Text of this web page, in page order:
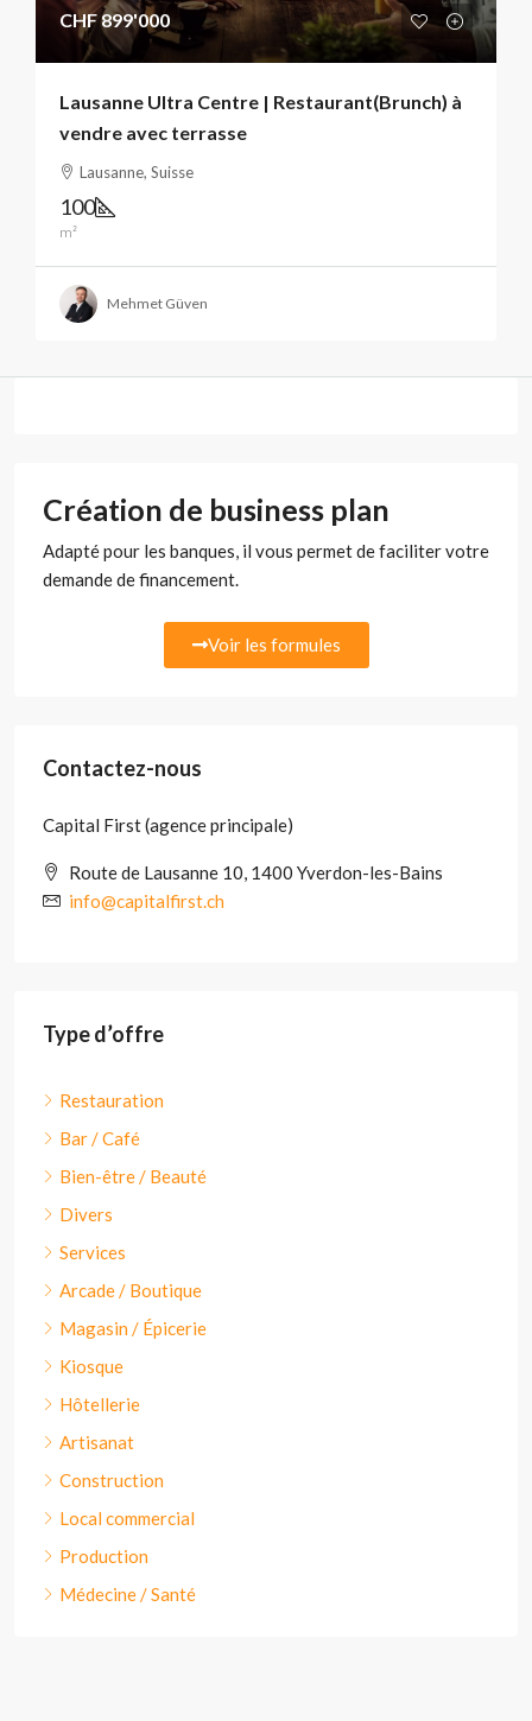
CHF 899'000
Lausanne Ultra Centre | Restaurant(Brunch) à
vendre avec terrasse
Lausanne, Suisse
100
m²
Mehmet Güven
Création de business plan
Adapté pour les banques, il vous permet de faciliter votre
demande de financement.
Voir les formules
Contactez-nous
Capital First (agence principale)
Route de Lausanne 10, 1400 Yverdon-les-Bains
info@capitalfirst.ch
Type d’offre
Restauration
Bar / Café
Bien-être / Beauté
Divers
Services
Arcade / Boutique
Magasin / Épicerie
Kiosque
Hôtellerie
Artisanat
Construction
Local commercial
Production
Médecine / Santé